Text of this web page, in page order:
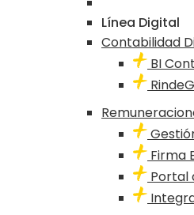
Línea Digital
Contabilidad
BI
Firma
Portal